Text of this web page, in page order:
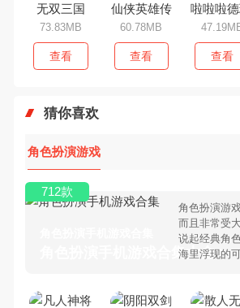
无双三国
73.83MB
查看
仙侠英雄传
60.78MB
查看
啦啦啦德
查看
猜你喜欢
角色扮演游戏
角色扮演手机游戏合集大全 >
角色扮演游
而且非常受
说起经典角
海里浮现的
玩过的角色
712款